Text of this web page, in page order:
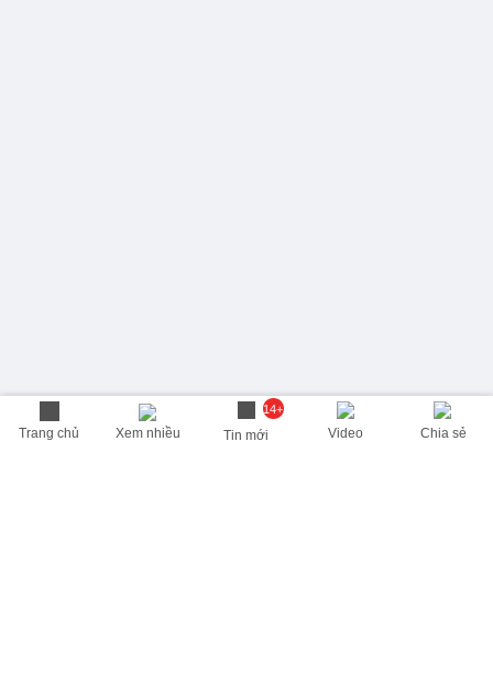
Trang chủ Xem nhiều
14+
Tin mới Video Chia sẻ